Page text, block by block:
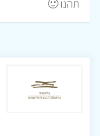
תהנו 🙂